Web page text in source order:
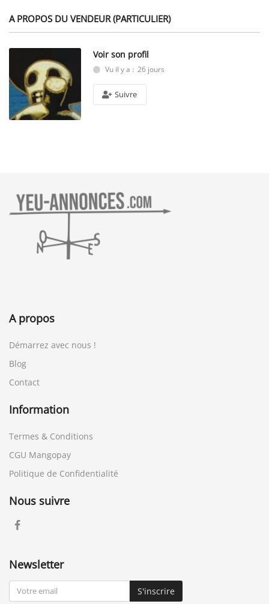
A PROPOS DU VENDEUR (PARTICULIER)
Voir son profil
Vu il y a : 26 jours
Suivre
A propos
Démarrez avec nous !
Blog
Contact
Information
Termes & Conditions
CGU Mangopay
Politique de Confidentialité
Nous suivre
Newsletter
S'inscrire